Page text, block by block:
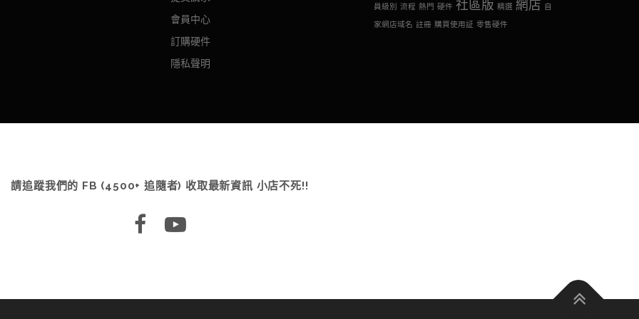
會員中心
訂購硬件
隱私聲明
員級別 流程 熱門 硬件 社區版 精選 網店 自
家網店域名 註冊 購買使用証 零售硬件
請追蹤我們的 FB (4500+ 追隨者) 收取最新資訊 小店不死!!